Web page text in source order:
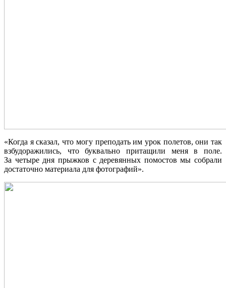
«Когда я сказал, что могу преподать им урок полетов, они так
взбудоражились, что буквально притащили меня в поле.
За четыре дня прыжков с деревянных помостов мы собрали
достаточно материала для фотографий».